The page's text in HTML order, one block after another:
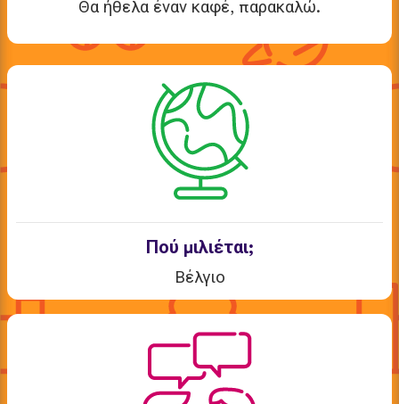
Θα ήθελα έναν καφέ, παρακαλώ.
Πού μιλιέται;
Βέλγιο